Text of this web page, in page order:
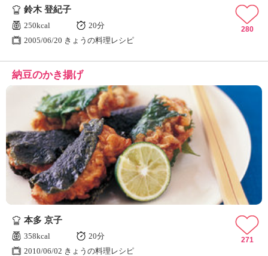
鈴木 登紀子
250kcal
20分
2005/06/20 きょうの料理レシピ
280
納豆のかき揚げ
本多 京子
358kcal
20分
2010/06/02 きょうの料理レシピ
271